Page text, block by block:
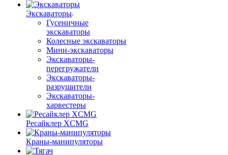
Экскаваторы
Гусеничные
экскаваторы
Колесные экскаваторы
Мини-экскаваторы
Экскаваторы-
перегружатели
Экскаваторы-
разрушители
Экскаваторы-
харвестеры
Ресайклер XCMG
Краны-манипуляторы